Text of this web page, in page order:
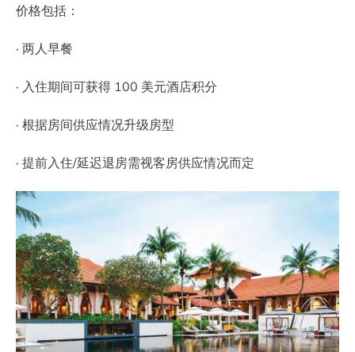
价格包括：
· 两人早餐
· 入住期间可获得 100 美元酒店积分
· 根据房间供应情况升级房型
· 提前入住/延迟退房需视客房供应情况而定